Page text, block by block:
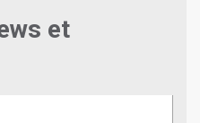
et